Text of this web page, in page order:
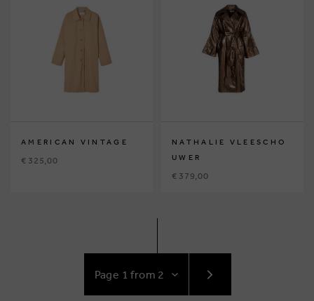
AMERICAN VINTAGE
€ 325,00
NATHALIE VLEESCHO
UWER
€ 379,00
TO
NEXT